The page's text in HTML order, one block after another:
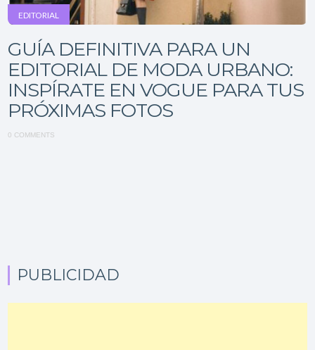
EDITORIAL
GUÍA DEFINITIVA PARA UN
EDITORIAL DE MODA URBANO:
INSPÍRATE EN VOGUE PARA TUS
PRÓXIMAS FOTOS
0 COMMENTS
PUBLICIDAD